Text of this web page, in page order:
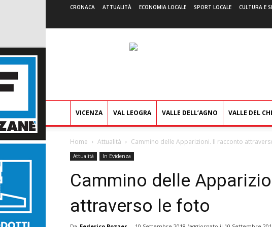
CRONACA ATTUALITÀ ECONOMIA LOCALE SPORT LOCALE CULTURA E
VICENZA VAL LEOGRA VALLE DELL’AGNO VALLE DEL
Home Attualità Cammino delle Apparizioni. Il racconto
Attualità In Evidenza
Cammino delle
attraverso le foto